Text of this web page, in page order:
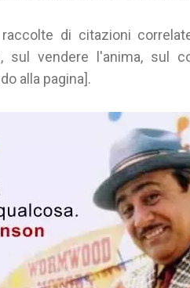
di citazioni
sul vendere l'anima, sul
alla pagina].